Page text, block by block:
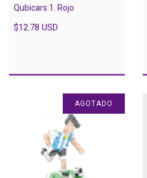
Qubicars 1. Rojo
$12.78 USD
AGOTADO